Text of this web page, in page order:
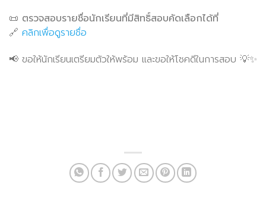
📜 ตรวจสอบรายชื่อนักเรียนที่มีสิทธิ์สอบคัดเลือกได้ที่
🔗 คลิกเพื่อดูรายชื่อ
📢 ขอให้นักเรียนเตรียมตัวให้พร้อม และขอให้โชคดีในการสอบ 💡✨